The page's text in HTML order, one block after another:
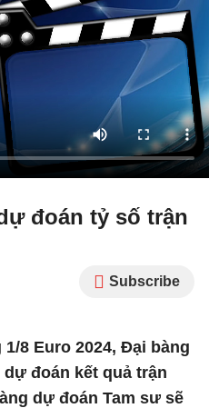
đoán tỷ số trận
Subscribe
8 Euro 2024, Đại bàng
đoán kết quả trận
dự đoán Tam sư sẽ